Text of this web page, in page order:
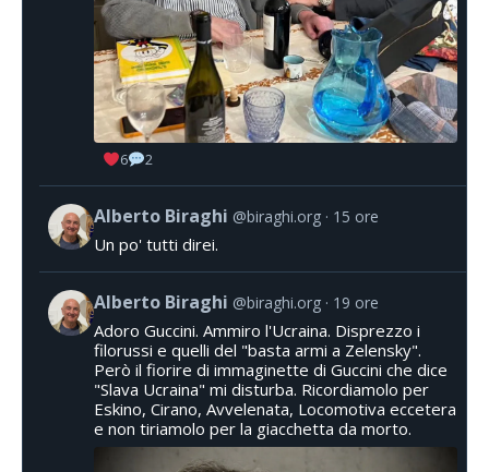
6 2
Alberto Biraghi @biraghi.org 15 ore
Un po' tutti direi.
Alberto Biraghi @biraghi.org 19 ore
Adoro Guccini. Ammiro l'Ucraina. Disprezzo i
filorussi e quelli del "basta armi a Zelensky".
Però il fiorire di immaginette di Guccini che dice
"Slava Ucraina" mi disturba. Ricordiamolo per
Eskino, Cirano, Avvelenata, Locomotiva eccetera
e non tiriamolo per la giacchetta da morto.